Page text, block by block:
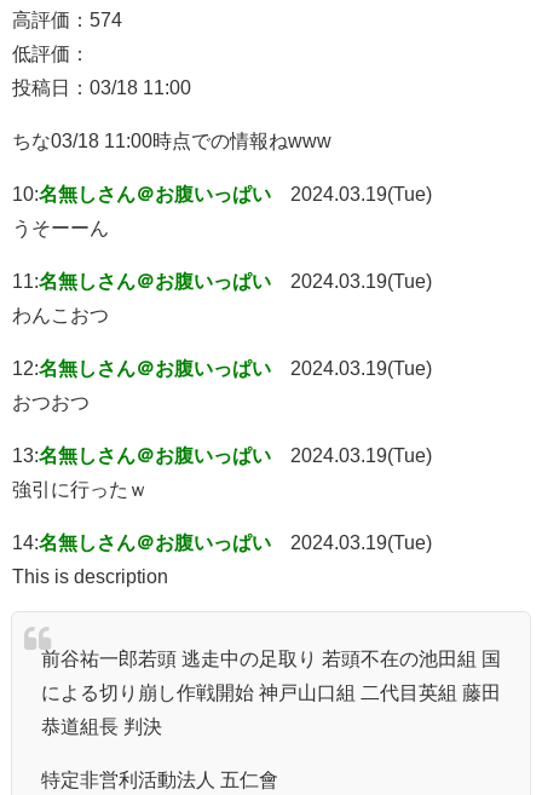
高評価：574
低評価：
投稿日：03/18 11:00
ちな03/18 11:00時点での情報ねwww
10:名無しさん＠お腹いっぱい
2024.03.19(Tue)
うそーーん
11:名無しさん＠お腹いっぱい
2024.03.19(Tue)
わんこおつ
12:名無しさん＠お腹いっぱい
2024.03.19(Tue)
おつおつ
13:名無しさん＠お腹いっぱい
2024.03.19(Tue)
強引に行ったｗ
14:名無しさん＠お腹いっぱい
2024.03.19(Tue)
This is description
前谷祐一郎若頭 逃走中の足取り 若頭不在の池田組 国
による切り崩し作戦開始 神戸山口組 二代目英組 藤田
恭道組長 判決
特定非営利活動法人 五仁會